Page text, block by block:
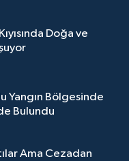
Doğa ve
Yangın Bölgesinde
Bulundu
Ama Cezadan